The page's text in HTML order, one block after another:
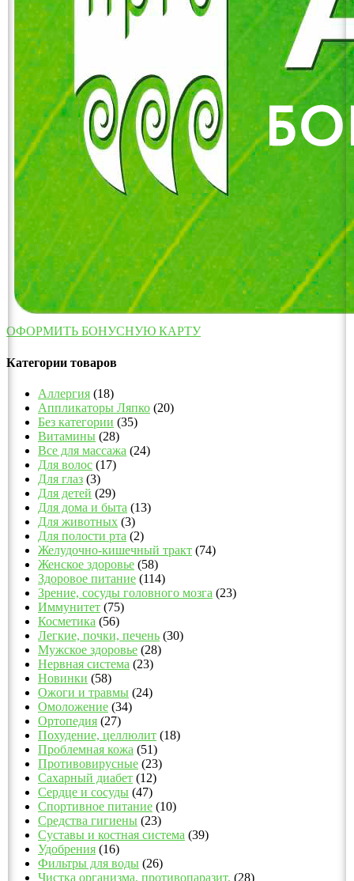
ОФОРМИТЬ БОНУСНУЮ КАРТУ
Категории товаров
Аллергия (18)
Аппликаторы Ляпко (20)
Без категории (35)
Витамины (28)
Все для массажа (24)
Для волос (17)
Для глаз (3)
Для детей (29)
Для дома и быта (13)
Для животных (3)
Для полости рта (2)
Желудочно-кишечный тракт (74)
Женское здоровье (58)
Здоровое питание (114)
Зрение, сосуды головного мозга (23)
Иммунитет (75)
Косметика (56)
Легкие, почки, печень (30)
Мужское здоровье (28)
Нервная система (23)
Новинки (58)
Ожоги и травмы (24)
Омоложение (34)
Ортопедия (27)
Похудение, целлюлит (18)
Проблемная кожа (51)
Противовирусные (23)
Сахарный диабет (12)
Сердце и сосуды (47)
Спортивное питание (10)
Средства гигиены (23)
Суставы и костная система (39)
Удобрения (16)
Фильтры для воды (26)
Чистка организма, противопаразит. (28)